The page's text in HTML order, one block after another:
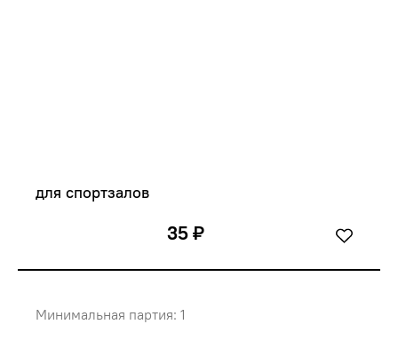
для спортзалов
35 ₽
Минимальная партия: 1